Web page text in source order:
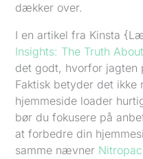
dækker over.
I en artikel fra Kinsta
Insights: The Truth
det godt, hvorfor jagten
Faktisk betyder det ikke
hjemmeside loader
bør du fokusere på
at forbedre din
samme nævner